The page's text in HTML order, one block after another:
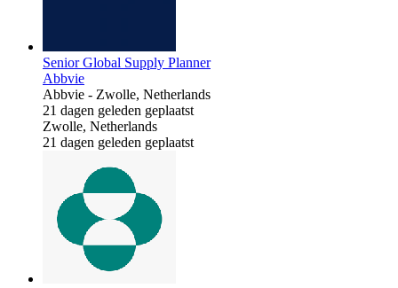
Senior Global Supply Planner
Abbvie
Abbvie - Zwolle, Netherlands
21 dagen geleden geplaatst
Zwolle, Netherlands
21 dagen geleden geplaatst